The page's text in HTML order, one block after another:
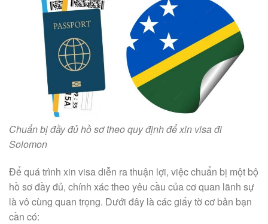
Chuẩn bị đầy đủ hồ sơ theo quy định để xin visa đi
Solomon
Để quá trình xin visa diễn ra thuận lợi, việc chuẩn bị một bộ
hồ sơ đầy đủ, chính xác theo yêu cầu của cơ quan lãnh sự
là vô cùng quan trọng. Dưới đây là các giấy tờ cơ bản bạn
cần có: